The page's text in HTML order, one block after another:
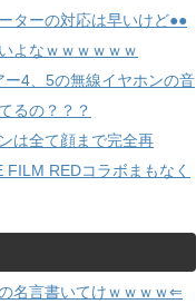
ターの対応は早いけど●●
よなｗｗｗｗｗｗ
ー4、5の無線イヤホンの音
るの？？？
は全て顔まで完全再
FILM REDコラボまもなく
名言書いてけｗｗｗｗ⇐